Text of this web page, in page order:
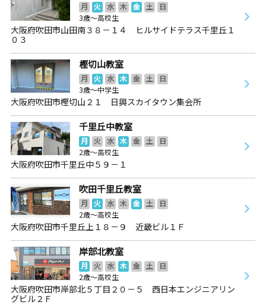
月 火 水 木 金 土
日
3歳～高校生
大阪府吹田市山田南３８－１４ ヒルサイドテラス千里丘１
０３
樫切山教室
月 火 水 木 金 土
日
3歳～中学生
大阪府吹田市樫切山２１ 日興スカイタウン集会所
千里丘中教室
月 火 水 木 金 土
日
2歳～高校生
大阪府吹田市千里丘中５９－１
吹田千里丘教室
月 火 水 木 金 土
日
2歳～高校生
大阪府吹田市千里丘上１８－９ 近畿ビル１Ｆ
岸部北教室
月 火 水 木 金 土
日
2歳～高校生
大阪府吹田市岸部北５丁目２０－５ 西日本エンジニアリン
グビル２Ｆ